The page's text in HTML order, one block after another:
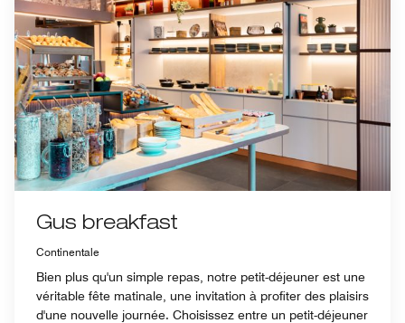
Gus breakfast
Continentale
Bien plus qu'un simple repas, notre petit-déjeuner est une
véritable fête matinale, une invitation à profiter des plaisirs
d'une nouvelle journée. Choisissez entre un petit-déjeuner